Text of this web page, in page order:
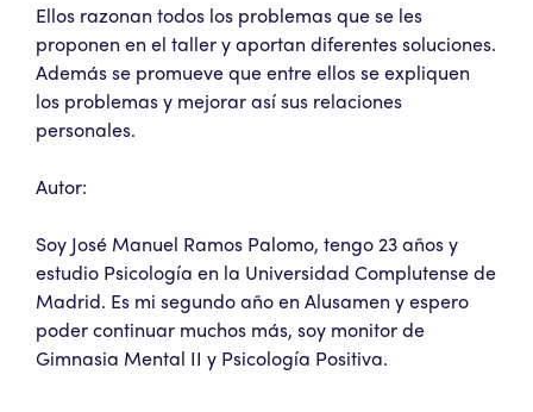
Ellos razonan todos los problemas que se les
proponen en el taller y aportan diferentes soluciones.
Además se promueve que entre ellos se expliquen
los problemas y mejorar así sus relaciones
personales.
Autor:
Soy José Manuel Ramos Palomo, tengo 23 años y
estudio Psicología en la Universidad Complutense de
Madrid. Es mi segundo año en Alusamen y espero
poder continuar muchos más, soy monitor de
Gimnasia Mental II y Psicología Positiva.